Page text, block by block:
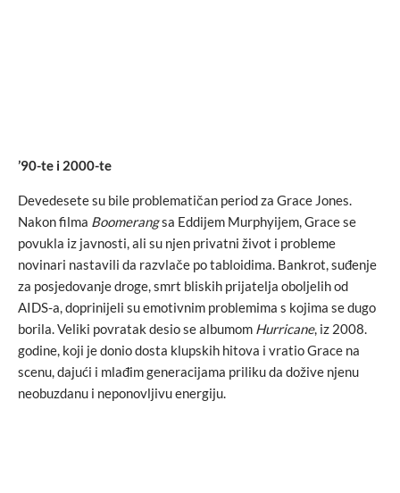
’90-te i 2000-te
Devedesete su bile problematičan period za Grace Jones.
Nakon filma Boomerangsa Eddijem Murphyijem, Grace se
povukla iz javnosti, ali su njen privatni život i probleme
novinari nastavili da razvlače po tabloidima. Bankrot, suđenje
za posjedovanje droge, smrt bliskih prijatelja oboljelih od
AIDS-a, doprinijeli su emotivnim problemima s kojima se dugo
borila. Veliki povratak desio se albumom Hurricane, iz 2008.
godine, koji je donio dosta klupskih hitova i vratio Grace na
scenu, dajući i mlađim generacijama priliku da dožive njenu
neobuzdanu i neponovljivu energiju.